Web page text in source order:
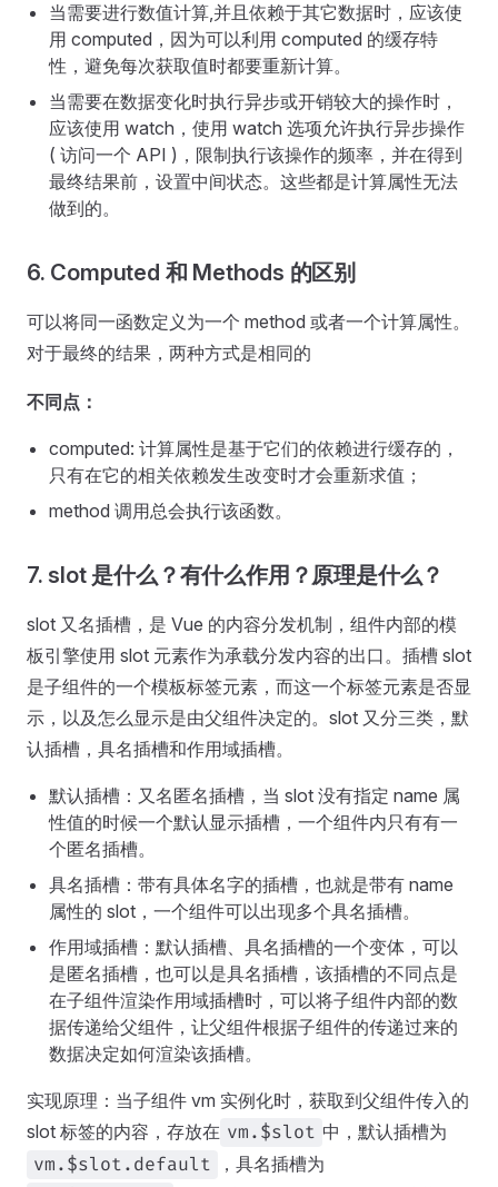
当需要进行数值计算,并且依赖于其它数据时，应该使
用 computed，因为可以利用 computed 的缓存特
性，避免每次获取值时都要重新计算。
当需要在数据变化时执行异步或开销较大的操作时，
应该使用 watch，使用 watch 选项允许执行异步操作
( 访问一个 API )，限制执行该操作的频率，并在得到
最终结果前，设置中间状态。这些都是计算属性无法
做到的。
6. Computed 和 Methods 的区别
可以将同一函数定义为一个 method 或者一个计算属性。
对于最终的结果，两种方式是相同的
不同点：
computed: 计算属性是基于它们的依赖进行缓存的，
只有在它的相关依赖发生改变时才会重新求值；
method 调用总会执行该函数。
7. slot 是什么？有什么作用？原理是什么？
slot 又名插槽，是 Vue 的内容分发机制，组件内部的模
板引擎使用 slot 元素作为承载分发内容的出口。插槽 slot
是子组件的一个模板标签元素，而这一个标签元素是否显
示，以及怎么显示是由父组件决定的。slot 又分三类，默
认插槽，具名插槽和作用域插槽。
默认插槽：又名匿名插槽，当 slot 没有指定 name 属
性值的时候一个默认显示插槽，一个组件内只有有一
个匿名插槽。
具名插槽：带有具体名字的插槽，也就是带有 name
属性的 slot，一个组件可以出现多个具名插槽。
作用域插槽：默认插槽、具名插槽的一个变体，可以
是匿名插槽，也可以是具名插槽，该插槽的不同点是
在子组件渲染作用域插槽时，可以将子组件内部的数
据传递给父组件，让父组件根据子组件的传递过来的
数据决定如何渲染该插槽。
实现原理：当子组件 vm 实例化时，获取到父组件传入的
slot 标签的内容，存放在 vm.$slot 中，默认插槽为
vm.$slot.default
，具名插槽为